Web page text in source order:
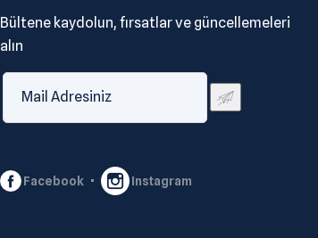
Bültene kaydolun, fırsatlar ve güncellemeleri
alın
Facebook Instagram